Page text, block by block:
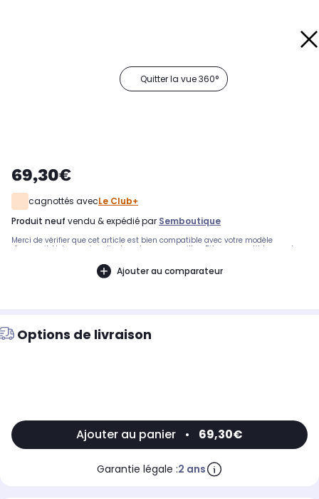
Quitter la vue 360°
69,30€
cagnottés avecLe Club+
produit neuf vendu & expédié par Semboutique
Merci de vérifier que cet article est bien compatible avec votre modèle
d'appareil. Notre service client peut vous conseiller. .Pièce compatible avec les
Ajouter au comparateur
Options de livraison
Ajouter au panier • 69,30€
Garantie légale :2 ans